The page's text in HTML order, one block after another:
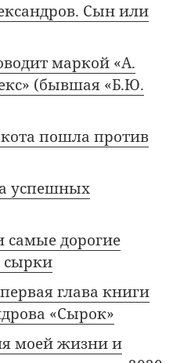
Сын или
маркой «А.
(бывшая «Б.Ю.
пошла против
успешных
самые дорогие
сырки
глава книги
«Сырок»
моей жизни и